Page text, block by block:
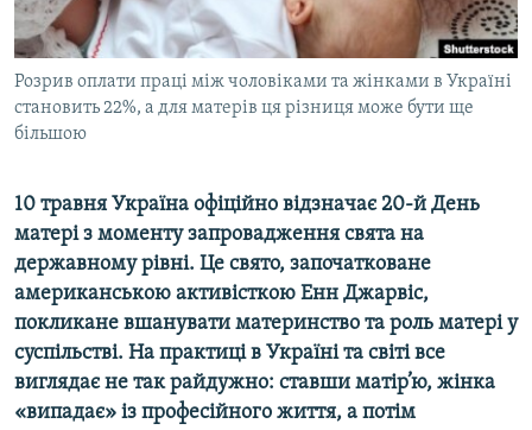
РУС
УКР
КТАТ
Усі сайти RFE/RL
Розрив оплати праці між чоловіками та жінками в Україні
становить 22%, а для матерів ця різниця може бути ще
більшою
10 травня Україна офіційно відзначає 20-й День
матері з моменту запровадження свята на
державному рівні. Це свято, започатковане
американською активісткою Енн Джарвіс,
покликане вшанувати материнство та роль матері у
суспільстві. На практиці в Україні та світі все
виглядає не так райдужно: ставши матір’ю, жінка
«випадає» із професійного життя, а потім